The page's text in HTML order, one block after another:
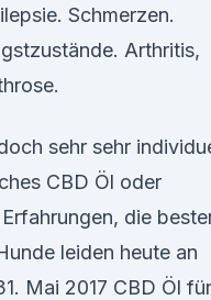
Schmerzen.
Arthritis,
sehr sehr
CBD Öl oder
die
leiden heute an
Mai 2017 CBD Öl für